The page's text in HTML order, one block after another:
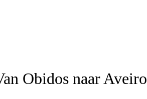
Obidos naar Aveiro